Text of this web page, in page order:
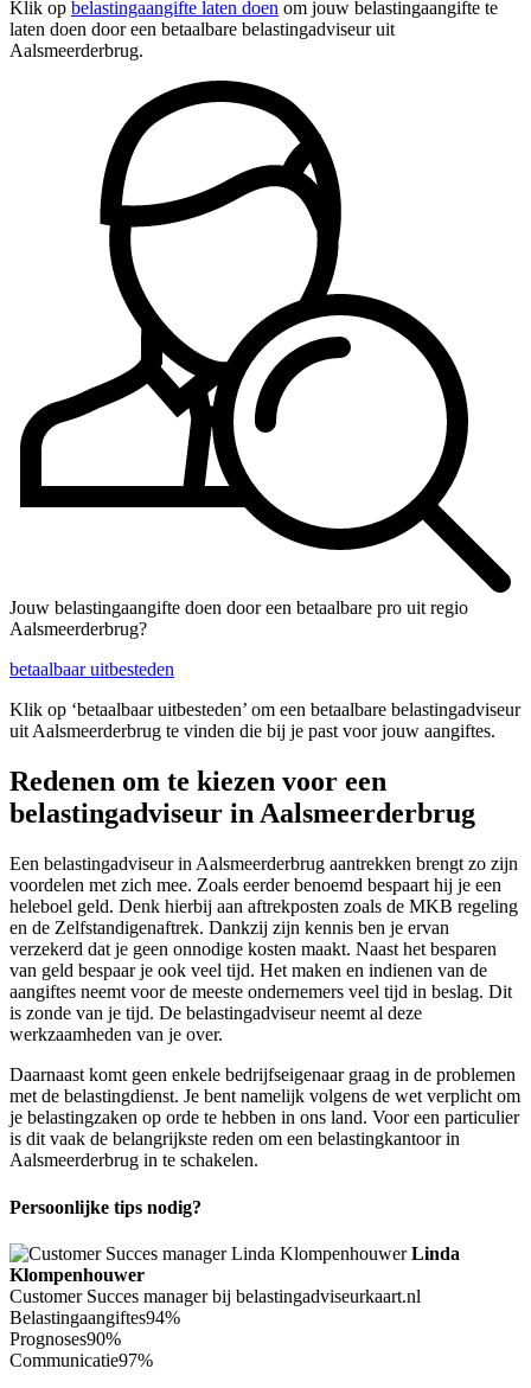
Klik op belastingaangifte laten doen om jouw belastingaangifte te
laten doen door een betaalbare belastingadviseur uit
Aalsmeerderbrug.
Jouw belastingaangifte doen door een betaalbare pro uit regio
Aalsmeerderbrug?
betaalbaar uitbesteden
Klik op ‘betaalbaar uitbesteden’ om een betaalbare belastingadviseur
uit Aalsmeerderbrug te vinden die bij je past voor jouw aangiftes.
Redenen om te kiezen voor een
belastingadviseur in Aalsmeerderbrug
Een belastingadviseur in Aalsmeerderbrug aantrekken brengt zo zijn
voordelen met zich mee. Zoals eerder benoemd bespaart hij je een
heleboel geld. Denk hierbij aan aftrekposten zoals de MKB regeling
en de Zelfstandigenaftrek. Dankzij zijn kennis ben je ervan
verzekerd dat je geen onnodige kosten maakt. Naast het besparen
van geld bespaar je ook veel tijd. Het maken en indienen van de
aangiftes neemt voor de meeste ondernemers veel tijd in beslag. Dit
is zonde van je tijd. De belastingadviseur neemt al deze
werkzaamheden van je over.
Daarnaast komt geen enkele bedrijfseigenaar graag in de problemen
met de belastingdienst. Je bent namelijk volgens de wet verplicht om
je belastingzaken op orde te hebben in ons land. Voor een particulier
is dit vaak de belangrijkste reden om een belastingkantoor in
Aalsmeerderbrug in te schakelen.
Persoonlijke tips nodig?
Linda
Klompenhouwer
Customer Succes manager bij belastingadviseurkaart.nl
Belastingaangiftes94%
Prognoses90%
Communicatie97%